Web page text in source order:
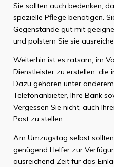
Sie sollten auch bedenken,
spezielle Pflege benötigen.
Gegenstände gut mit
und polstern Sie sie
Weiterhin ist es ratsam, im
Dienstleister zu erstellen, die
Dazu gehören unter
Telefonanbieter, Ihre Bank
Vergessen Sie nicht, auch
Post zu stellen.
Am Umzugstag selbst
genügend Helfer zur
ausreichend Zeit für das